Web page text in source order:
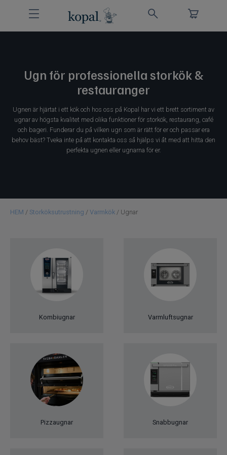
Om Kopal
Kontakt
Ugn för professionella storkök &
restauranger
Ugnen är hjärtat i ett kök och hos oss på Kopal har vi ett brett sortiment av
ugnar av högsta kvalitet med olika funktioner för storkök, restaurang, café
och bageri. Funderar du på vilken ugn som är rätt för er och passar era
behov bäst? Tveka inte på att kontakta oss så hjälps vi åt med att hitta den
perfekta ugnen eller ugnarna för er.
HEM / Storköksutrustning / Varmkök / Ugnar
Kombiugnar Varmluftsugnar
Pizzaugnar Snabbugnar